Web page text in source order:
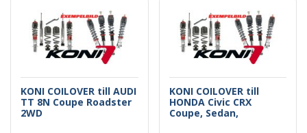
KONI COILOVER till AUDI
TT 8N Coupe Roadster
2WD
KONI COILOVER till
HONDA Civic CRX
Coupe, Sedan,